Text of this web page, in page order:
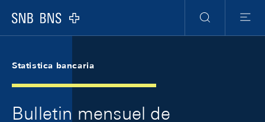
Logo
Ricerca
Menu
Statistica bancaria
Bulletin mensuel de